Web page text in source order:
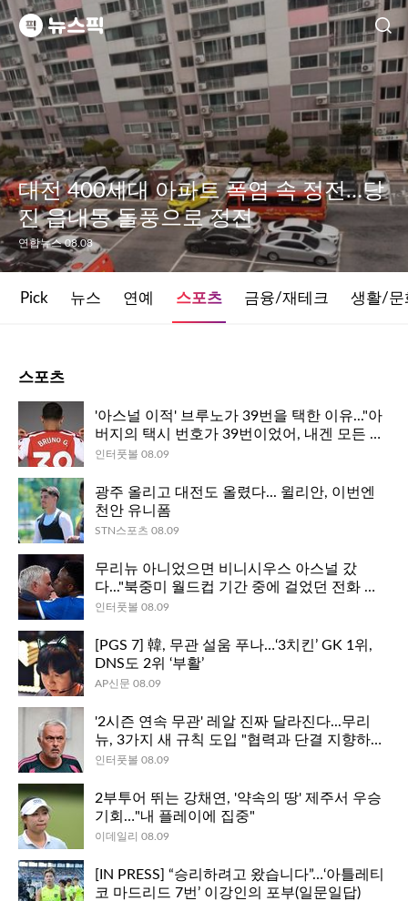
Pick 뉴스 연예 스포츠 금융/재테크 생활/문
대전 400세대 아파트 폭염 속 정전…당
진 읍내동 돌풍으로 정전
연합뉴스 08.08
스포츠
'아스널 이적' 브루노가 39번을 택한 이유..."아
버지의 택시 번호가 39번이었어, 내겐 모든 의
미가 담긴 번호"
인터풋볼 08.09
광주 올리고 대전도 올렸다... 윌리안, 이번엔
천안 유니폼
STN스포츠 08.09
무리뉴 아니었으면 비니시우스 아스널 갔
다..."북중미 월드컵 기간 중에 걸었던 전화 한
통이 상황 바꿨어"
인터풋볼 08.09
[PGS 7] 韓, 무관 설움 푸나…‘3치킨’ GK 1위,
DNS도 2위 ‘부활’
AP신문 08.09
'2시즌 연속 무관' 레알 진짜 달라진다...무리
뉴, 3가지 새 규칙 도입 "협력과 단결 지향하
는 팀 분위기 조성 위해"
인터풋볼 08.09
2부투어 뛰는 강채연, '약속의 땅' 제주서 우승
기회…"내 플레이에 집중"
이데일리 08.09
[IN PRESS] “승리하려고 왔습니다”…‘아틀레티
코 마드리드 7번’ 이강인의 포부(일문일답)